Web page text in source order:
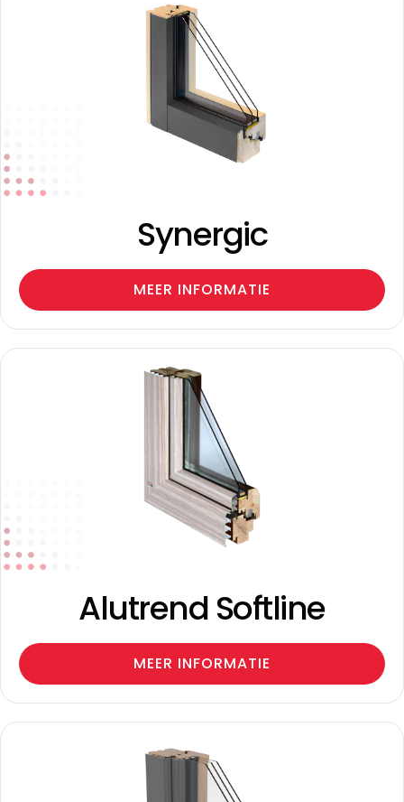
Synergic
MEER INFORMATIE
Alutrend Softline
MEER INFORMATIE